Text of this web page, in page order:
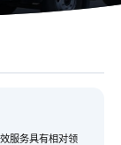
服务具有相对领